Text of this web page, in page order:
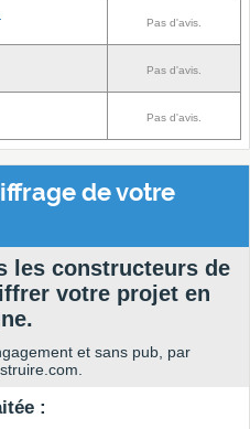
Pas d'avis.
Pas d'avis.
Pas d'avis.
de votre
les constructeurs de
votre projet en
et sans pub, par
: